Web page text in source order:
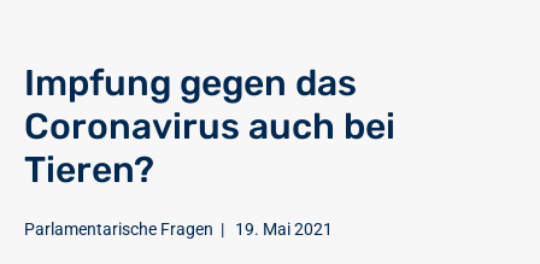
Impfung gegen das
Coronavirus auch bei
Tieren?
Parlamentarische Fragen | 19. Mai 2021